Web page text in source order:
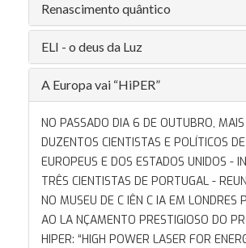
Renascimento quântico
ELI - o deus da Luz
A Europa vai “HiPER”
NO PASSADO DIA 6 DE OUTUBRO,
DUZENTOS CIENTISTAS E POLÍTICOS
EUROPEUS E DOS ESTADOS UNIDOS -
TRÊS CIENTISTAS DE PORTUGAL -
NO MUSEU DE C IÊN C IA EM LONDRES
AO LA NÇAMENTO PRESTIGIOSO DO
HIPER: “HIGH POWER LASER FOR